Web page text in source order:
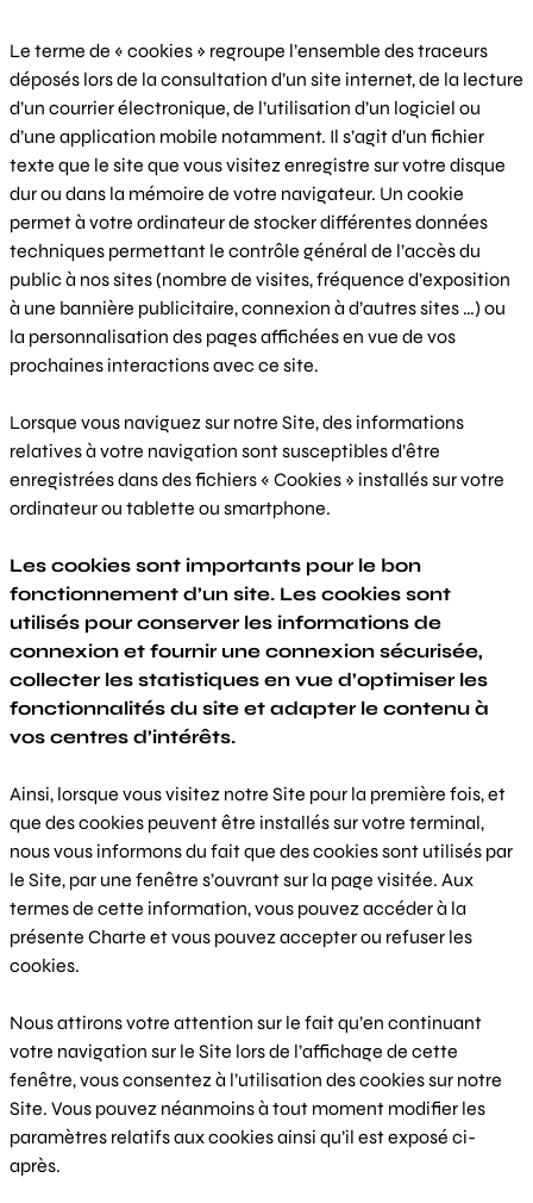
Le terme de « cookies » regroupe l’ensemble des traceurs
déposés lors de la consultation d’un site internet, de la lecture
d’un courrier électronique, de l’utilisation d’un logiciel ou
d’une application mobile notamment. Il s’agit d’un fichier
texte que le site que vous visitez enregistre sur votre disque
dur ou dans la mémoire de votre navigateur. Un cookie
permet à votre ordinateur de stocker différentes données
techniques permettant le contrôle général de l’accès du
public à nos sites (nombre de visites, fréquence d’exposition
à une bannière publicitaire, connexion à d’autres sites …) ou
la personnalisation des pages affichées en vue de vos
prochaines interactions avec ce site.
Lorsque vous naviguez sur notre Site, des informations
relatives à votre navigation sont susceptibles d’être
enregistrées dans des fichiers « Cookies » installés sur votre
ordinateur ou tablette ou smartphone.
Les cookies sont importants pour le bon
fonctionnement d’un site. Les cookies sont
utilisés pour conserver les informations de
connexion et fournir une connexion sécurisée,
collecter les statistiques en vue d’optimiser les
fonctionnalités du site et adapter le contenu à
vos centres d’intérêts.
Ainsi, lorsque vous visitez notre Site pour la première fois, et
que des cookies peuvent être installés sur votre terminal,
nous vous informons du fait que des cookies sont utilisés par
le Site, par une fenêtre s’ouvrant sur la page visitée. Aux
termes de cette information, vous pouvez accéder à la
présente Charte et vous pouvez accepter ou refuser les
cookies.
Nous attirons votre attention sur le fait qu’en continuant
votre navigation sur le Site lors de l’affichage de cette
fenêtre, vous consentez à l’utilisation des cookies sur notre
Site. Vous pouvez néanmoins à tout moment modifier les
paramètres relatifs aux cookies ainsi qu’il est exposé ci-
après.